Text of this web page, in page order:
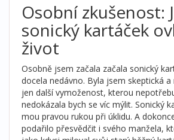
Osobní zkušenost:
sonický kartáček
život
Osobně jsem začala začala sonický
docela nedávno. Byla jsem skeptická
jen další vymoženost, kterou
nedokázala bych se víc mýlit. Sonický
mou pravou rukou při úklidu. A
podařilo přesvědčit i svého manžela,